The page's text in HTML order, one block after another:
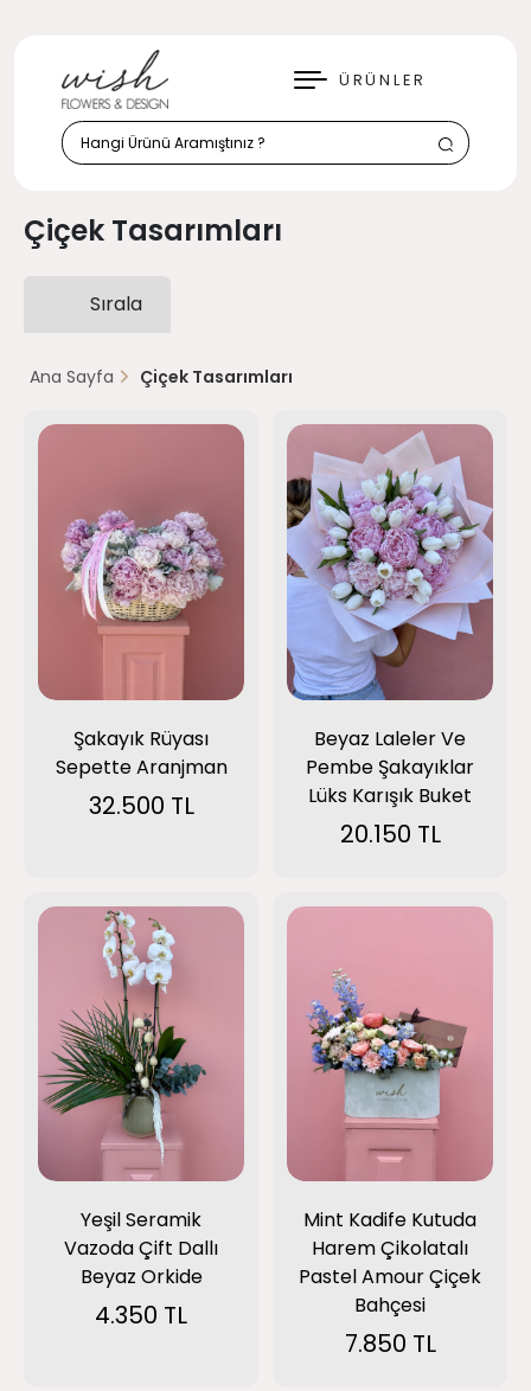
ÜRÜNLER
KAPAT
Çiçek Tasarımları
Sırala
Ana Sayfa Çiçek Tasarımları
Şakayık Rüyası
Sepette Aranjman
32.500 TL
Beyaz Laleler Ve
Pembe Şakayıklar
Lüks Karışık Buket
20.150 TL
Yeşil Seramik
Vazoda Çift Dallı
Beyaz Orkide
4.350 TL
Mint Kadife Kutuda
Harem Çikolatalı
Pastel Amour Çiçek
Bahçesi
7.850 TL